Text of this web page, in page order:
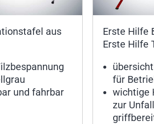
aus
und fahrbar
Erste Hilfe
Erste Hilfe
für
wichtige
zur